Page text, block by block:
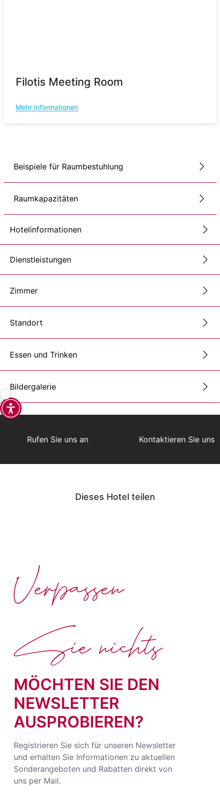
Filotis Meeting Room
Mehr Informationen
Beispiele für Raumbestuhlung
Raumkapazitäten
Hotelinformationen
Dienstleistungen
Zimmer
Standort
Essen und Trinken
Bildergalerie
Rufen Sie uns an Kontaktieren Sie uns
Dieses Hotel teilen
MÖCHTEN SIE DEN
NEWSLETTER
AUSPROBIEREN?
Registrieren Sie sich für unseren Newsletter
und erhalten Sie Informationen zu aktuellen
Sonderangeboten und Rabatten direkt von
uns per Mail.
Verpassen
Sie nichts